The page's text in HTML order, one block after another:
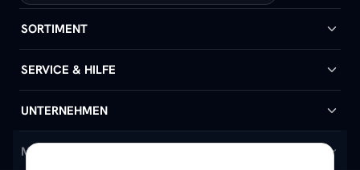
SORTIMENT
Badheizkörper
Handtuchheizkörper
Design-Heizkörper
SERVICE & HILFE
Hilfe & Kontakt
Versand & Lieferung
UNTERNEHMEN
Wir über uns
MEIN KONTO